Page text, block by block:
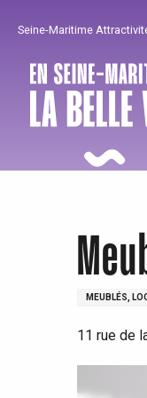
principal
Seine-Maritime
MEUBLÉS,
11 rue de